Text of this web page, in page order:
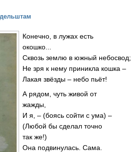
Конечно, в лужах есть
окошко...
Сквозь землю в южный небосвод;
Не зря к нему приникла кошка –
Лакая звёзды – небо пьёт!
А рядом, чуть живой от
жажды,
И я, – (боясь сойти с ума) –
(Любой бы сделал точно
так же!)
Она подвинулась. Сама.